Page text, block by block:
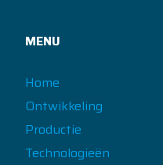
MENU
Home
Ontwikkeling
Productie
Technologieën